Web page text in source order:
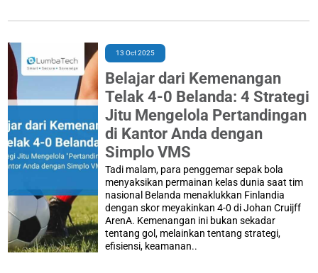
13 Oct 2025
Belajar dari Kemenangan
Telak 4-0 Belanda: 4 Strategi
Jitu Mengelola Pertandingan
di Kantor Anda dengan
Simplo VMS
Tadi malam, para penggemar sepak bola
menyaksikan permainan kelas dunia saat tim
nasional Belanda menaklukkan Finlandia
dengan skor meyakinkan 4-0 di Johan Cruijff
ArenA. Kemenangan ini bukan sekadar
tentang gol, melainkan tentang strategi,
efisiensi, keamanan..